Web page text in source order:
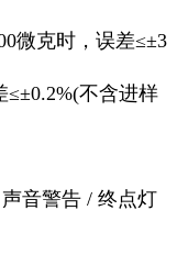
微克时，误差≤±3
≤±0.2%(不含进样
音警告 / 终点灯